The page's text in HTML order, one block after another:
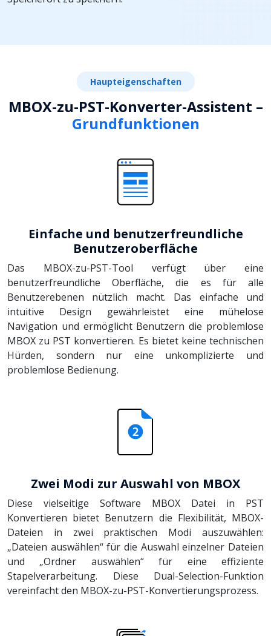
Haupteigenschaften
MBOX-zu-PST-Konverter-Assistent –
Grundfunktionen
Einfache und benutzerfreundliche
Benutzeroberfläche
Das MBOX-zu-PST-Tool verfügt über eine
benutzerfreundliche Oberfläche, die es für alle
Benutzerebenen nützlich macht. Das einfache und
intuitive Design gewährleistet eine mühelose
Navigation und ermöglicht Benutzern die problemlose
MBOX zu PST konvertieren. Es bietet keine technischen
Hürden, sondern nur eine unkomplizierte und
problemlose Bedienung.
Zwei Modi zur Auswahl von MBOX
Diese vielseitige Software MBOX Datei in PST
Konvertieren bietet Benutzern die Flexibilität, MBOX-
Dateien in zwei praktischen Modi auszuwählen:
„Dateien auswählen“ für die Auswahl einzelner Dateien
und „Ordner auswählen“ für eine effiziente
Stapelverarbeitung. Diese Dual-Selection-Funktion
vereinfacht den MBOX-zu-PST-Konvertierungsprozess.